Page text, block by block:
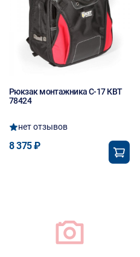
Рюкзак монтажника С-17 КВТ
78424
нет отзывов
8 375 ₽